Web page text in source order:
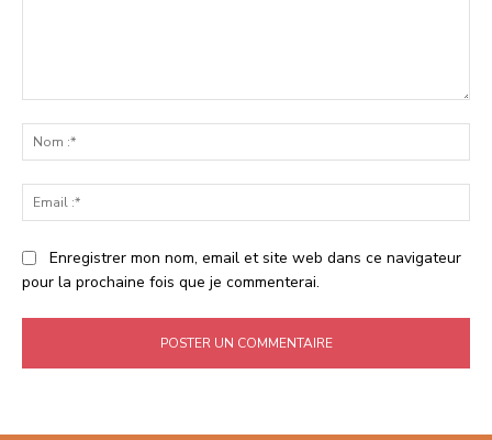
:*
:*
Enregistrer mon nom, email et site web dans ce navigateur
pour la prochaine fois que je commenterai.